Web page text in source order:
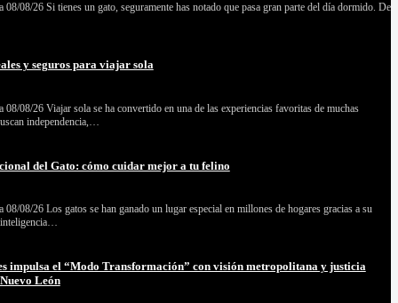
08/26 Si tienes un gato, seguramente has notado que pasa gran parte del día dormido. De
y seguros para viajar sola
08/26 Viajar sola se ha convertido en una de las experiencias favoritas de muchas
independencia,…
del Gato: cómo cuidar mejor a tu felino
08/26 Los gatos se han ganado un lugar especial en millones de hogares gracias a su
impulsa el “Modo Transformación” con visión metropolitana y justicia
León